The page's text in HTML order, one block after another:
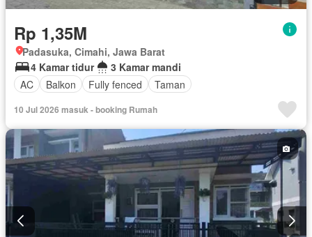
Rp 1,35M
Padasuka, Cimahi, Jawa Barat
4 Kamar tidur
3 Kamar mandi
AC
Balkon Fully fenced Taman
10 Jul 2026 masuk - booking Rumah